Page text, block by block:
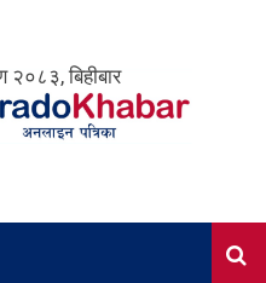
२०८३, बिहीबार